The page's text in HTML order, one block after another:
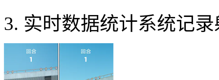
3. 实时数据统计系统记